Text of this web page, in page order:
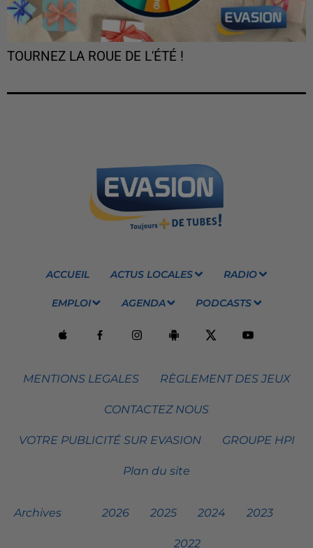
TOURNEZ LA ROUE DE L'ÉTÉ !
ACCUEIL ACTUS LOCALES RADIO
EMPLOI AGENDA PODCASTS
MENTIONS LEGALES RÈGLEMENT DES JEUX
CONTACTEZ NOUS
VOTRE PUBLICITÉ SUR EVASION GROUPE HPI
Plan du site
Archives 2026 2025 2024 2023
2022